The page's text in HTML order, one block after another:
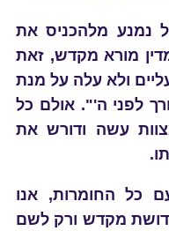
נמנע מלהכניס את
מורא מקדש, זאת
ולא עלה על מנת
לפני ה'". אולם כל
עשה ודורש את
כל החומרות, אנו
מקדש ורק לשם